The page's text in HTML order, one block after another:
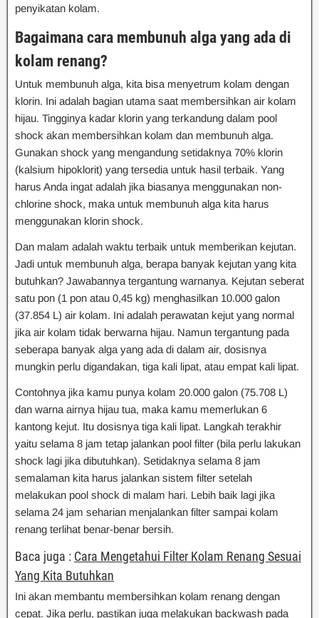
penyikatan kolam.
Bagaimana cara membunuh alga yang ada di
kolam renang?
Untuk membunuh alga, kita bisa menyetrum kolam dengan
klorin. Ini adalah bagian utama saat membersihkan air kolam
hijau. Tingginya kadar klorin yang terkandung dalam pool
shock akan membersihkan kolam dan membunuh alga.
Gunakan shock yang mengandung setidaknya 70% klorin
(kalsium hipoklorit) yang tersedia untuk hasil terbaik. Yang
harus Anda ingat adalah jika biasanya menggunakan non-
chlorine shock, maka untuk membunuh alga kita harus
menggunakan klorin shock.
Dan malam adalah waktu terbaik untuk memberikan kejutan.
Jadi untuk membunuh alga, berapa banyak kejutan yang kita
butuhkan? Jawabannya tergantung warnanya. Kejutan seberat
satu pon (1 pon atau 0,45 kg) menghasilkan 10.000 galon
(37.854 L) air kolam. Ini adalah perawatan kejut yang normal
jika air kolam tidak berwarna hijau. Namun tergantung pada
seberapa banyak alga yang ada di dalam air, dosisnya
mungkin perlu digandakan, tiga kali lipat, atau empat kali lipat.
Contohnya jika kamu punya kolam 20.000 galon (75.708 L)
dan warna airnya hijau tua, maka kamu memerlukan 6
kantong kejut. Itu dosisnya tiga kali lipat. Langkah terakhir
yaitu selama 8 jam tetap jalankan pool filter (bila perlu lakukan
shock lagi jika dibutuhkan). Setidaknya selama 8 jam
semalaman kita harus jalankan sistem filter setelah
melakukan pool shock di malam hari. Lebih baik lagi jika
selama 24 jam seharian menjalankan filter sampai kolam
renang terlihat benar-benar bersih.
Baca juga : Cara Mengetahui Filter Kolam Renang Sesuai
Yang Kita Butuhkan
Ini akan membantu membersihkan kolam renang dengan
cepat. Jika perlu, pastikan juga melakukan backwash pada